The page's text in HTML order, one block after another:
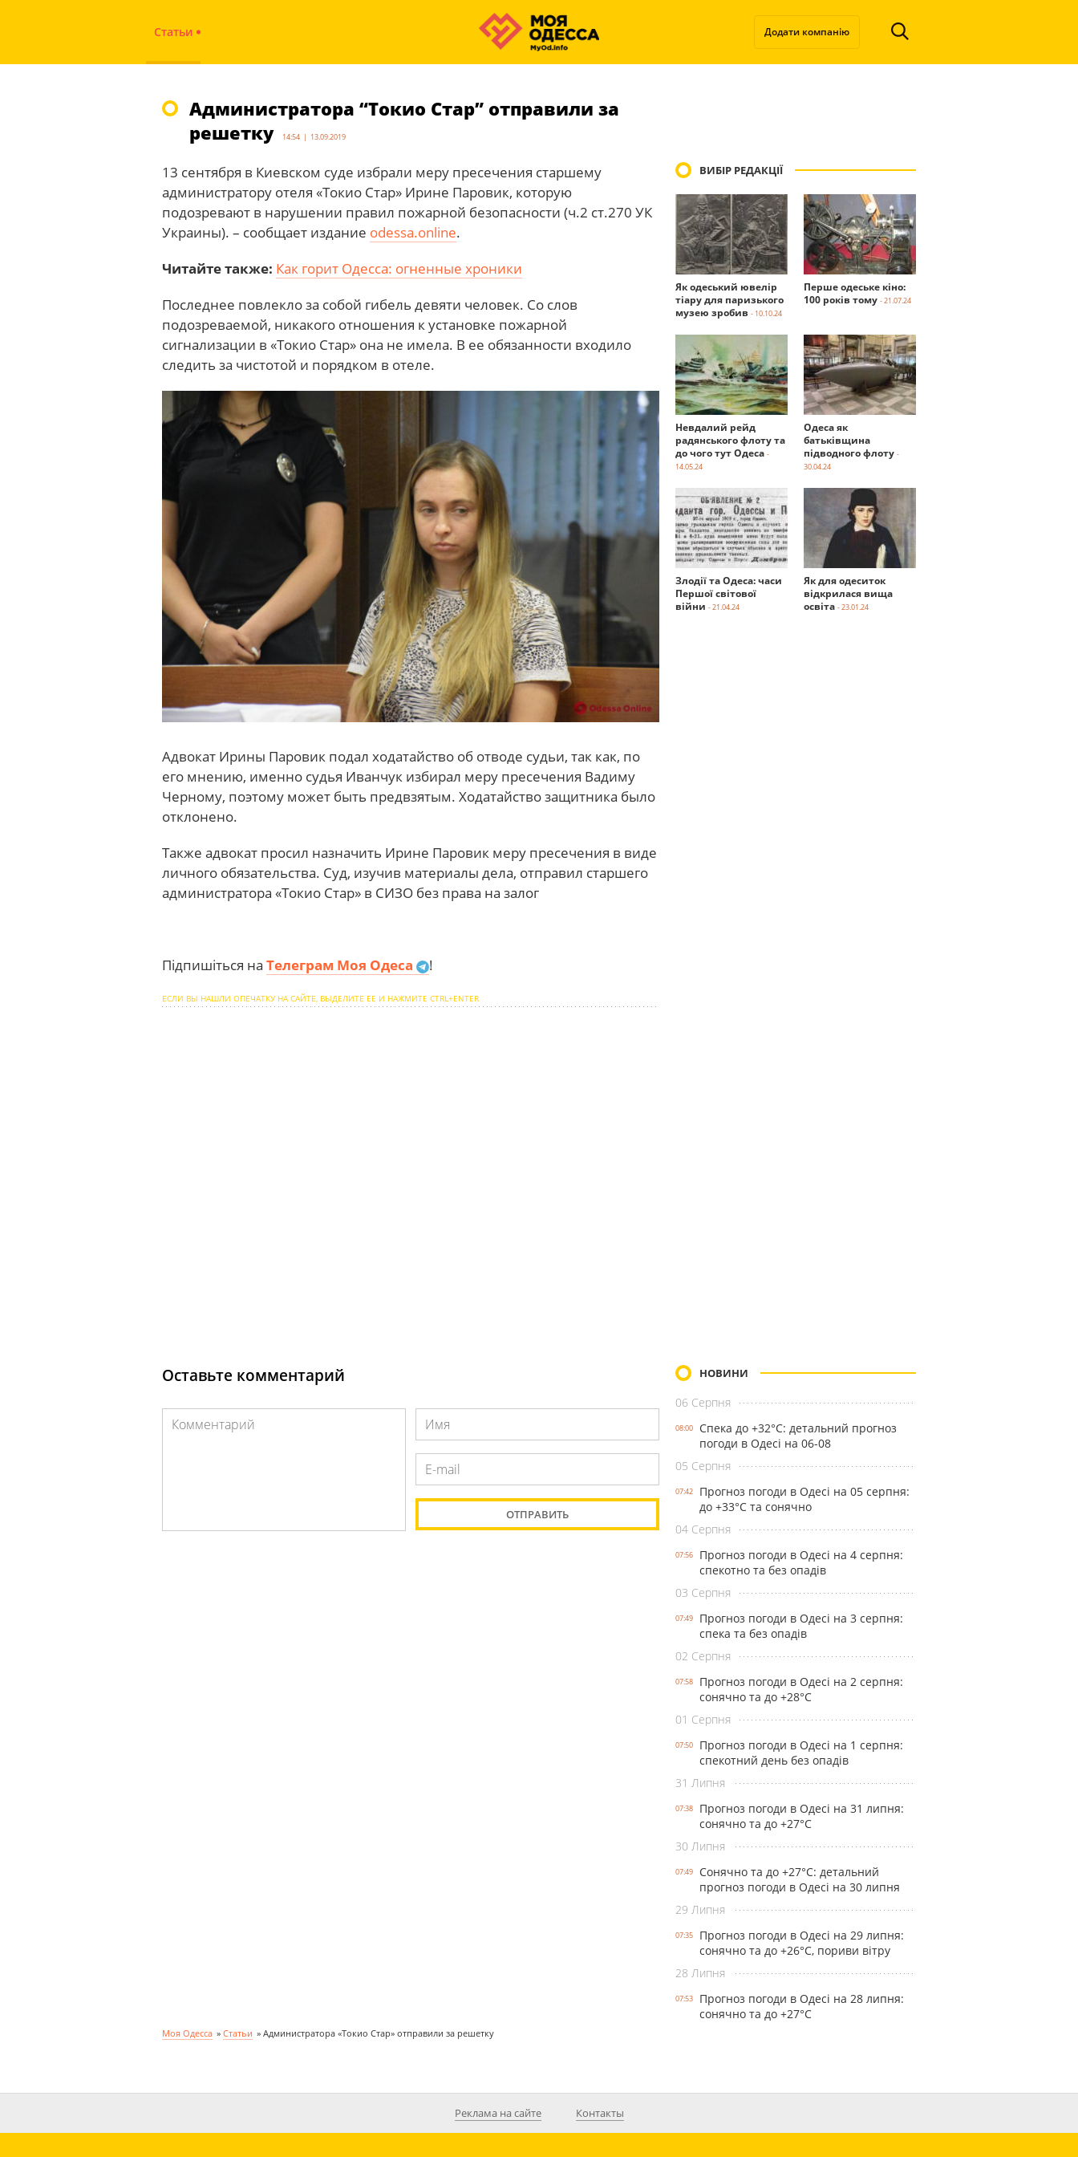
Статьи Додати компанію
Администратора “Токио Стар” отправили за
решетку
14:54 | 13.09.2019
13 сентября в Киевском суде избрали меру пресечения старшему
администратору отеля «Токио Стар» Ирине Паровик, которую
подозревают в нарушении правил пожарной безопасности (ч.2 ст.270 УК
Украины). – сообщает издание odessa.online.
Читайте также: Как горит Одесса: огненные хроники
Последнее повлекло за собой гибель девяти человек. Со слов
подозреваемой, никакого отношения к установке пожарной
сигнализации в «Токио Стар» она не имела. В ее обязанности входило
следить за чистотой и порядком в отеле.
Адвокат Ирины Паровик подал ходатайство об отводе судьи, так как, по
его мнению, именно судья Иванчук избирал меру пресечения Вадиму
Черному, поэтому может быть предвзятым. Ходатайство защитника было
отклонено.
Также адвокат просил назначить Ирине Паровик меру пресечения в виде
личного обязательства. Суд, изучив материалы дела, отправил старшего
администратора «Токио Стар» в СИЗО без права на залог
Підпишіться на Телеграм Моя Одеса !
ЕСЛИ ВЫ НАШЛИ ОПЕЧАТКУ НА САЙТЕ, ВЫДЕЛИТЕ ЕЕ И НАЖМИТЕ CTRL+ENTER
ВИБІР РЕДАКЦІЇ
Як одеський ювелір
тіару для паризького
музею зробив - 10.10.24
Перше одеське кіно:
100 років тому - 21.07.24
Невдалий рейд
радянського флоту та
до чого тут Одеса -
14.05.24
Одеса як
батьківщина
підводного флоту -
30.04.24
Злодії та Одеса: часи
Першої світової
війни - 21.04.24
Як для одеситок
відкрилася вища
освіта - 23.01.24
Оставьте комментарий НОВИНИ
06 Серпня
08:00
Спека до +32°С: детальний прогноз
погоди в Одесі на 06-08
05 Серпня
07:42
Прогноз погоди в Одесі на 05 серпня:
до +33°С та сонячно
04 Серпня
07:56
Прогноз погоди в Одесі на 4 серпня:
спекотно та без опадів
03 Серпня
07:49
Прогноз погоди в Одесі на 3 серпня:
спека та без опадів
02 Серпня
07:58
Прогноз погоди в Одесі на 2 серпня:
сонячно та до +28°С
01 Серпня
07:50
Прогноз погоди в Одесі на 1 серпня:
спекотний день без опадів
31 Липня
07:38
Прогноз погоди в Одесі на 31 липня:
сонячно та до +27°С
30 Липня
07:49
Сонячно та до +27°С: детальний
прогноз погоди в Одесі на 30 липня
29 Липня
07:35
Прогноз погоди в Одесі на 29 липня:
сонячно та до +26°С, пориви вітру
28 Липня
07:53
Прогноз погоди в Одесі на 28 липня:
сонячно та до +27°С
Моя Одесса » Cтатьи » Администратора «Токио Стар» отправили за решетку
Реклама на сайте Контакты